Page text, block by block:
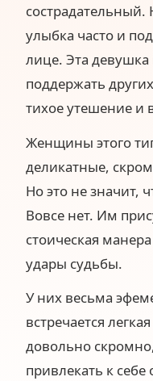
сострадательный.
улыбка часто и
лице. Эта девушка
поддержать
тихое утешение и
Женщины этого
деликатные,
Но это не значит,
Вовсе нет. Им
стоическая
удары судьбы.
У них весьма
встречается
довольно
привлекать к